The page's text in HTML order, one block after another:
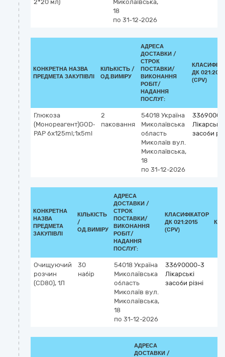
2*20 мл)
Миколаївська,
18
по 31-12-2026
КОНКРЕТНА НАЗВА
ПРЕДМЕТА ЗАКУПІВЛІ
КІЛЬКІСТЬ /
ОД.ВИМІРУ
АДРЕСА
ДОСТАВКИ /
СТРОК
ПОСТАВКИ/
ВИКОНАННЯ
РОБІТ/
НАДАННЯ
ПОСЛУГ:
ДК 021:2015
(CPV)
Глюкоза
(Монореагент)GOD‐
PAP 6x125ml;1x5ml
2
паковання
54018 Україна
Миколаївська
область
Миколаїв вул.
Миколаївська,
18
по 31-12-2026
Лікарські
засоби
КОНКРЕТНА
НАЗВА
ПРЕДМЕТА
ЗАКУПІВЛІ
КІЛЬКІСТЬ
/
ОД.ВИМІРУ
АДРЕСА
ДОСТАВКИ /
СТРОК
ПОСТАВКИ/
ВИКОНАННЯ
РОБІТ/
НАДАННЯ
ПОСЛУГ:
КЛАСИФІКАТОР
ДК 021:2015
(CPV)
Очищуючий
розчин
(CD80), 1Л
30
набір
54018 Україна
Миколаївська
область
Миколаїв вул.
Миколаївська,
18
по 31-12-2026
33690000-3
Лікарські
засоби різні
АДРЕСА
ДОСТАВКИ /